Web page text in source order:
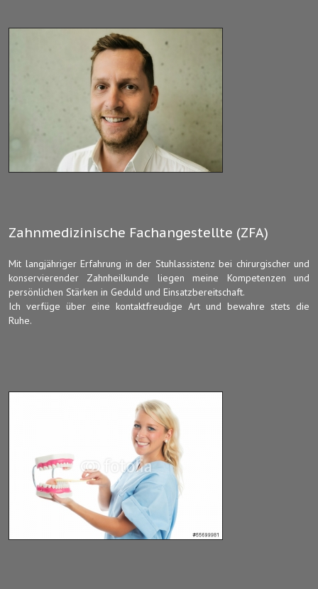
Zahnmedizinische Fachangestellte (ZFA)
Mit langjähriger Erfahrung in der Stuhlassistenz bei chirurgischer und
konservierender Zahnheilkunde liegen meine Kompetenzen und
persönlichen Stärken in Geduld und Einsatzbereitschaft.
Ich verfüge über eine kontaktfreudige Art und bewahre stets die
Ruhe.